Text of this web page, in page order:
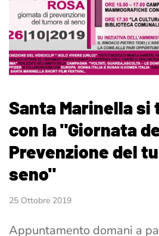
Santa Marinella si
con la "Giornata
Prevenzione del
seno"
25 Ottobre 2019
Appuntamento domani a